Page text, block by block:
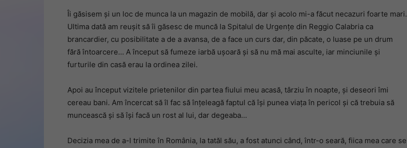
Îi găsisem și un loc de munca la un magazin de mobilă, dar și acolo mi-a făcut necazuri foarte mari.
Ultima dată am reușit să îi găsesc de muncă la Spitalul de Urgențe din Reggio Calabria ca
brancardier, cu posibilitate a de a avansa, de a face un curs dar, din păcate, o luase pe un drum
fără întoarcere… A început să fumeze iarbă ușoară și să nu mă mai asculte, iar minciunile și
furturile din casă erau la ordinea zilei.
Apoi au început vizitele prietenilor din partea fiului meu acasă, târziu în noapte, și deseori îmi
cereau bani. Am încercat să îl fac să înțeleagă faptul că își punea viața în pericol și că trebuia să
muncească și să își facă un rost al lui, dar degeaba…
Decizia mea de a-l trimite în România, la tatăl său, a fost atunci când, într-o seară, fiica mea care se